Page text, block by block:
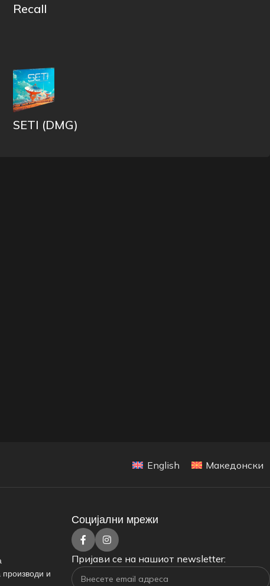
Recall
SETI (DMG)
English Македонски
и
Социјални мрежи
Пријави се на нашиот newsletter: